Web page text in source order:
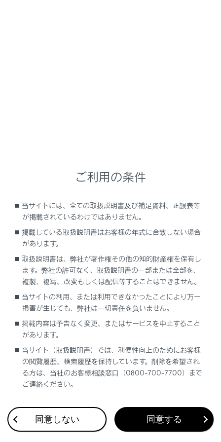
フロントワイパーを使う
フロントウォッシャーを使う
リヤワイパーを使う
リヤウォッシャーを使う
合わせて見られているページ
走行モードを切りかえる
ヘッドランプの使用
着車）
ご利用の条件
当サイトには、全ての取扱説明書及び補足資料、正誤表等
が掲載されているわけではありません。
掲載している取扱説明書はお客様の年式に合致しない場合
があります。
取扱説明書は、弊社が著作権その他の知的財産権を保有し
ます。弊社の許可なく、取扱説明書の一部または全部を、
複製、複写、改変もしくは配信等することはできません。
当サイトの利用、または利用できなかったことにより万一
損害が生じても、弊社は一切責任を負いません。
掲載内容は予告なく変更、またはサービスを中止すること
があります。
当サイト（取扱説明書）では、利便性向上のためにお客様
の閲覧履歴、検索履歴を保持しています。削除を希望され
る方は、当社のお客様相談窓口（0800-700-7700）まで
ご連絡ください。
同意しない 同意する